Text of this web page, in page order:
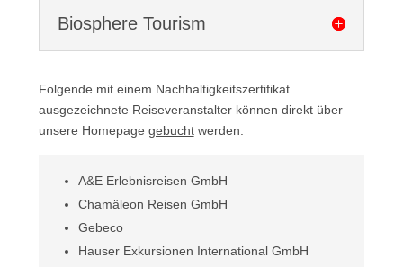
Biosphere Tourism
Folgende mit einem Nachhaltigkeitszertifikat
ausgezeichnete Reiseveranstalter können direkt über
unsere Homepage gebuchtwerden:
A&E Erlebnisreisen GmbH
Chamäleon Reisen GmbH
Gebeco
Hauser Exkursionen International GmbH